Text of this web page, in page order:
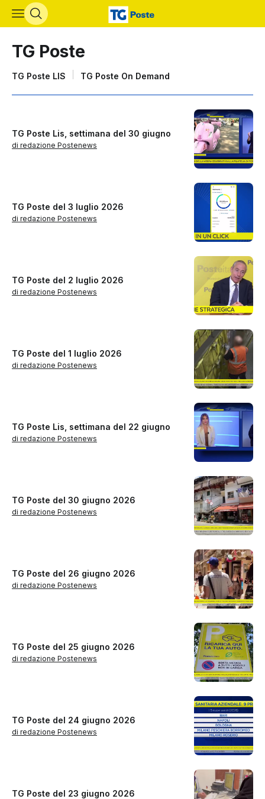
Vai al contenuto principale
TG Poste
Lista sottosezioni di TG Poste
TG Poste LIS TG Poste On Demand
TG Poste Lis, settimana del 30 giugno
di redazione Postenews
TG Poste del 3 luglio 2026
di redazione Postenews
TG Poste del 2 luglio 2026
di redazione Postenews
TG Poste del 1 luglio 2026
di redazione Postenews
TG Poste Lis, settimana del 22 giugno
di redazione Postenews
TG Poste del 30 giugno 2026
di redazione Postenews
TG Poste del 26 giugno 2026
di redazione Postenews
TG Poste del 25 giugno 2026
di redazione Postenews
TG Poste del 24 giugno 2026
di redazione Postenews
TG Poste del 23 giugno 2026